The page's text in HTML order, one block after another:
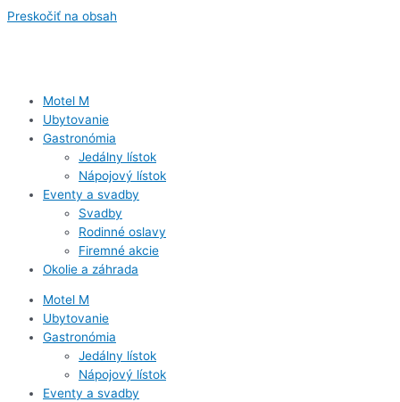
Preskočiť na obsah
Motel M
Ubytovanie
Gastronómia
Jedálny lístok
Nápojový lístok
Eventy a svadby
Svadby
Rodinné oslavy
Firemné akcie
Okolie a záhrada
Motel M
Ubytovanie
Gastronómia
Jedálny lístok
Nápojový lístok
Eventy a svadby